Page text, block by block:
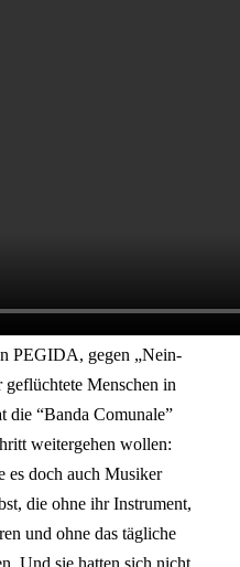
PEGIDA, gegen „Nein-
Menschen in
die “Banda Comunale”
weitergehen wollen:
es doch auch Musiker
die ohne ihr Instrument,
und ohne das tägliche
Und sie hatten sich nicht